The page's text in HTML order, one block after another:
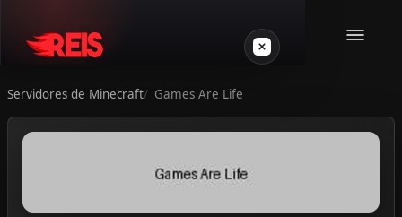
Minecraft
Servidores de Minecraft Games Are Life